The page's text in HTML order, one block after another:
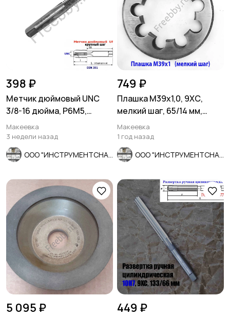
398 ₽
Метчик дюймовый UNC
3/8-16 дюйма, Р6М5,
штучный, 16 ниток 80/24
мм.
Макеевка
3 недели назад
749 ₽
Плашка М39х1,0, 9ХС,
мелкий шаг, 65/14 мм,
ГОСТ 7740-71, СССР.
Макеевка
1 год назад
5 095 ₽ 449 ₽